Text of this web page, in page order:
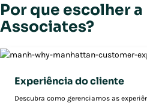
Por que escolher
Associates?
Experiência do cliente
Descubra como gerenciamos as